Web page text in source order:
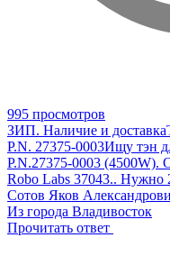
995 просмотров
ЗИП. Наличие и доставка
P.N. 27375-0003Ищу тэн
P.N.27375-0003
Robo Labs 37043.. Нужно
Сотов Яков
Из города Владивосток
Прочитать ответ